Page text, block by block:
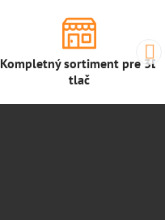
Kompletný sortiment pre 3D
tlač